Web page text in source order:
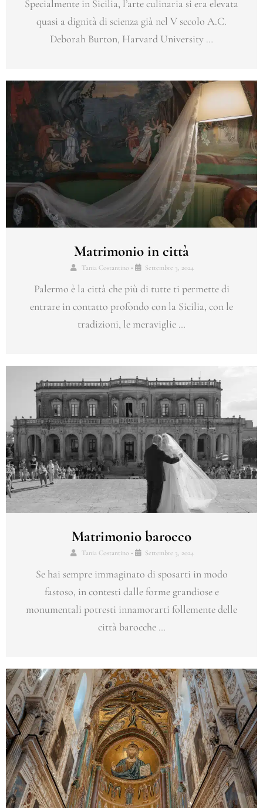
Specialmente in Sicilia, l’arte culinaria si era elevata
quasi a dignità di scienza già nel V secolo A.C.
Deborah Burton, Harvard University …
Matrimonio in città
Tania Costantino • Settembre 3, 2024
Palermo è la città che più di tutte ti permette di
entrare in contatto profondo con la Sicilia, con le
tradizioni, le meraviglie …
Matrimonio barocco
Tania Costantino • Settembre 3, 2024
Se hai sempre immaginato di sposarti in modo
fastoso, in contesti dalle forme grandiose e
monumentali potresti innamorarti follemente delle
città barocche …